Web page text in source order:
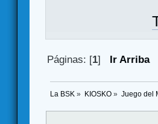
Páginas: [1] Ir Arriba
La BSK » KIOSKO» Juego del